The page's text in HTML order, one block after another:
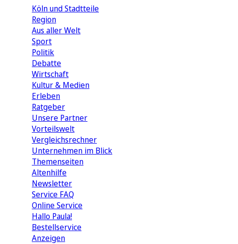
Köln und Stadtteile
Region
Aus aller Welt
Sport
Politik
Debatte
Wirtschaft
Kultur & Medien
Erleben
Ratgeber
Unsere Partner
Vorteilswelt
Vergleichsrechner
Unternehmen im Blick
Themenseiten
Altenhilfe
Newsletter
Service FAQ
Online Service
Hallo Paula!
Bestellservice
Anzeigen